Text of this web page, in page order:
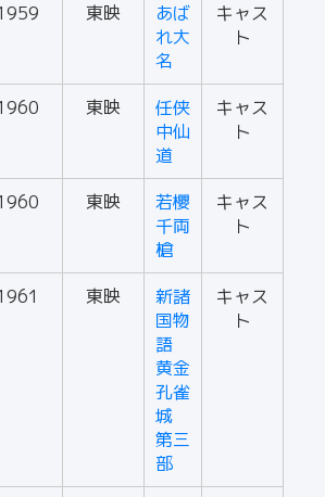
東映
あば
れ大
名
キャス
ト
東映
任侠
中仙
道
キャス
ト
東映
若櫻
千両
槍
キャス
ト
東映
新諸
国物
語
黄金
孔雀
城
第三
部
キャス
ト